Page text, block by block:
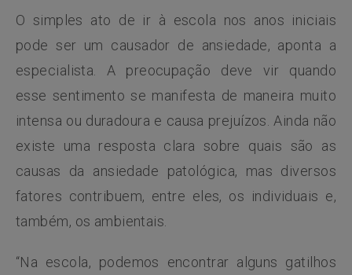
O simples ato de ir à escola nos anos iniciais
pode ser um causador de ansiedade, aponta a
especialista. A preocupação deve vir quando
esse sentimento se manifesta de maneira muito
intensa ou duradoura e causa prejuízos. Ainda não
existe uma resposta clara sobre quais são as
causas da ansiedade patológica, mas diversos
fatores contribuem, entre eles, os individuais e,
também, os ambientais.
“Na escola, podemos encontrar alguns gatilhos